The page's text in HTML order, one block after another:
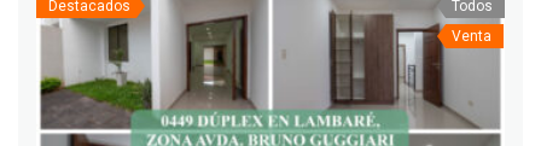
Destacados
Todos
Venta